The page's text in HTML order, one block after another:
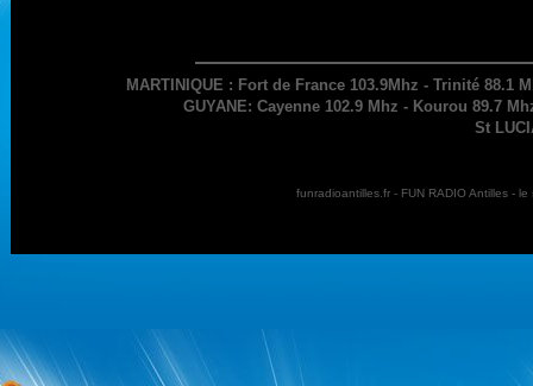
MARTINIQUE : Fort de France 103.9Mhz - Trinité 88.1
GUYANE: Cayenne 102.9 Mhz - Kourou 89.7
St
funradioantilles.fr - FUN RADIO Antilles -